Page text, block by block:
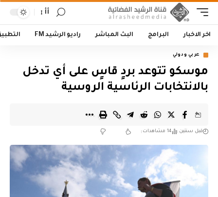
أأ
اخر الاخبار البرامج البث المباشر راديو الرشيد FM
عربي ودولي
موسكو تتوعد بردٍ قاسٍ على أي تدخل
بالانتخابات الرئاسية الروسية
قبل سنتين 14 مشاهدات